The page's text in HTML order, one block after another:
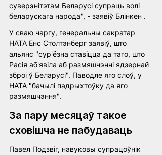
суверэнітэтам Беларусі супраць волі
беларускага народа", - заявіў Блінкен .
У сваю чаргу, генеральны сакратар
НАТА Енс Столтэнберг заявіў, што
альянс "сур'ёзна ставіцца да таго, што
Расія аб'явіла аб размяшчэнні ядзернай
зброі ў Беларусі". Паводле яго слоў, у
НАТА "бачылі падрыхтоўку да яго
размяшчэння".
За пару месяцаў такое
сховішча не пабудаваць
Павел Подзвіг, навуковы супрацоўнік